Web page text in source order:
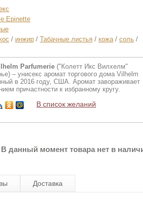
Epinette
/ инжир / Табачные листья / кожа/ соль /
Parfumerie ("Колетт Икс Вилхелм"
– унисекс аромат торгового дома Vilhelm
в 2016 году, США. Аромат завораживает
причастности к избранному кругу.
В список желаний
В данный момент товара нет в
Доставка